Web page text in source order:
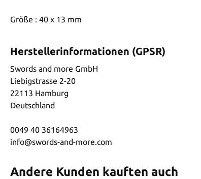
Größe : 40 x 13 mm
Herstellerinformationen (GPSR)
Swords and more GmbH
Liebigstrasse 2-20
22113 Hamburg
Deutschland
0049 40 36164963
info@swords-and-more.com
Andere Kunden kauften auch